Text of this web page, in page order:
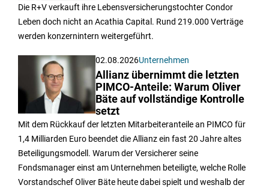
Die R+V verkauft ihre Lebensversicherungstochter Condor
Leben doch nicht an Acathia Capital. Rund 219.000 Verträge
werden konzernintern weitergeführt.
02.08.2026Unternehmen
Allianz übernimmt die letzten
PIMCO-Anteile: Warum Oliver
Bäte auf vollständige Kontrolle
setzt
Mit dem Rückkauf der letzten Mitarbeiteranteile an PIMCO für
1,4 Milliarden Euro beendet die Allianz ein fast 20 Jahre altes
Beteiligungsmodell. Warum der Versicherer seine
Fondsmanager einst am Unternehmen beteiligte, welche Rolle
Vorstandschef Oliver Bäte heute dabei spielt und weshalb der